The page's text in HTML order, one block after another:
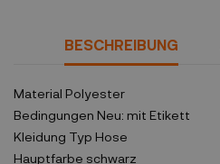
BESCHREIBUNG
Material Polyester
Bedingungen Neu: mit Etikett
Kleidung Typ Hose
Hauptfarbe schwarz